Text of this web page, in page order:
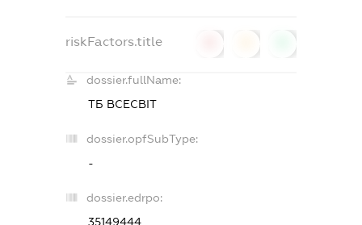
riskFactors.title
dossier.fullName:
ТБ ВСЕСВІТ
dossier.opfSubType:
-
dossier.edrpo:
35149444